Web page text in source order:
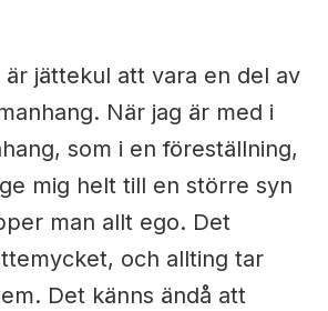
jättekul att vara en del av
När jag är med i
som i en föreställning,
mig helt till en större syn
man allt ego. Det
och allting tar
Det känns ändå att